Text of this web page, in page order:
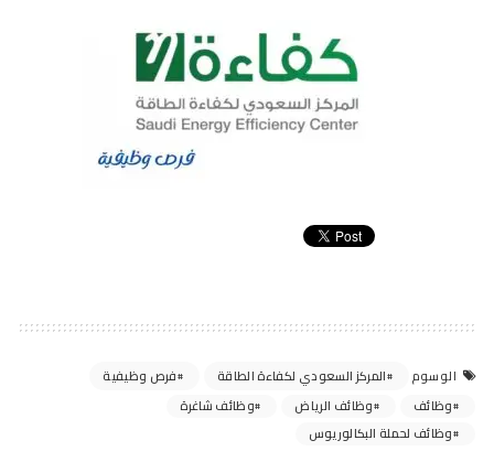
الوسوم المركز السعودي لكفاءة الطاقة
فرص وظيفية
وظائف
وظائف الرياض
وظائف شاغرة
وظائف لحملة البكالوريوس